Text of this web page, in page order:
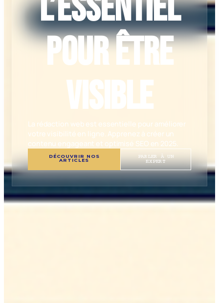
pour être
visible
La rédaction web est essentielle pour améliorer
votre visibilité en ligne. Apprenez à créer un
contenu engageant et optimisé SEO en 2025.
DÉCOUVRIR NOS
ARTICLES
PARLER À UN
EXPERT